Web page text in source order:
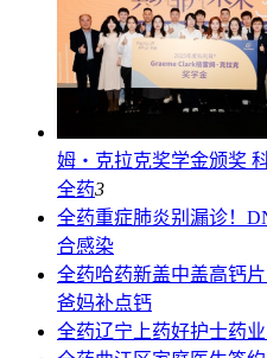
姆・克拉克奖学金颁奖
全药3
全药重症肺炎别漏诊！
合感染
全药哈药新盖中盖高钙
爸妈补点钙
全药辽宁上药好护士药